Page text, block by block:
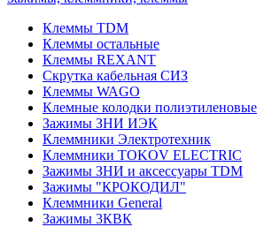
Клеммы TDM
Клеммы остальные
Клеммы REXANT
Скрутка кабельная СИЗ
Клеммы WAGO
Клемные колодки полиэтиленовые
Зажимы ЗНИ ИЭК
Клеммники Электротехник
Клеммники TOKOV ELECTRIC
Зажимы ЗНИ и аксессуары TDM
Зажимы "КРОКОДИЛ"
Клеммники General
Зажимы 3КВК